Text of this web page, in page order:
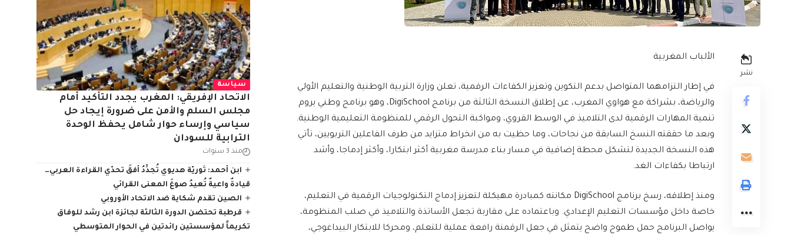
نشر
الألباب المغربية
في إطار التزامهما المتواصل بدعم التكوين وتعزيز الكفاءات الرقمية، تعلن وزارة التربية الوطنية والتعليم الأولي
والرياضة، بشراكة مع هواوي المغرب، عن إطلاق النسخة الثالثة من برنامج DigiSchool، وهو برنامج وطني يروم
تنمية المهارات الرقمية لدى التلاميذ في الوسط القروي، ومواكبة التحول الرقمي للمنظومة التعليمية الوطنية.
وبعد ما حققته النسخ السابقة من نجاحات، وما حظيت به من انخراط متزايد من طرف الفاعلين التربويين، تأتي
هذه النسخة الجديدة لتشكل محطة إضافية في مسار بناء مدرسة مغربية أكثر ابتكارا، وأكثر إدماجا، وأشد
ارتباطا بكفاءات الغد.
ومنذ إطلاقه، رسخ برنامج DigiSchool مكانته كمبادرة مهيكلة لتعزيز إدماج التكنولوجيات الرقمية في التعليم،
خاصة داخل مؤسسات التعليم الإعدادي. وباعتماده على مقاربة تجعل الأساتذة والتلاميذ في صلب المنظومة،
يواصل البرنامج حمل طموح واضح يتمثل في جعل الرقمنة رافعة عملية للتعلم، ومحركا للابتكار البيداغوجي،
سياسة
الاتحاد الإفريقي: المغرب يجدد التأكيد أمام
مجلس السلم والأمن على ضرورة إيجاد حل
سياسي وإرساء حوار شامل يحفظ الوحدة
الترابية للسودان
منذ 3 سنوات
ابن أحمد: ثوريّة هديوي تُجدِّدُ أفقَ تحدّي القراءة العربي…
قيادةٌ واعيةٌ تُعيدُ صوغَ المعنى القرائي
الصين تقدم شكاية ضد الاتحاد الأوروبي
قرطبة تحتضن الدورة الثالثة لجائزة ابن رشد للوفاق
تكريماً لمؤسستين رائدتين في الحوار المتوسطي